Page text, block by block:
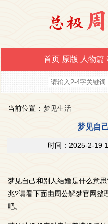
首页 原版 人物篇
当前位置： 梦见生活
梦见自
时间：2025-2-19
梦见自己和别人结婚是什么意
兆?请看下面由周公解梦官网整
吧。